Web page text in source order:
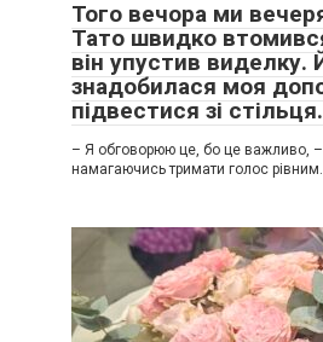
Того вечора ми
Тато швидко
він упустив виделку.
знадобилася моя
підвестися зі стільця.
– Я обговорюю це, бо це важливо,
намагаючись тримати голос рівним.